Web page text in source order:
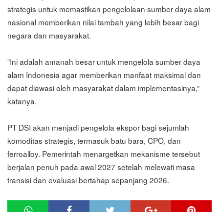
strategis untuk memastikan pengelolaan sumber daya alam
nasional memberikan nilai tambah yang lebih besar bagi
negara dan masyarakat.
“Ini adalah amanah besar untuk mengelola sumber daya
alam Indonesia agar memberikan manfaat maksimal dan
dapat diawasi oleh masyarakat dalam implementasinya,”
katanya.
PT DSI akan menjadi pengelola ekspor bagi sejumlah
komoditas strategis, termasuk batu bara, CPO, dan
ferroalloy. Pemerintah menargetkan mekanisme tersebut
berjalan penuh pada awal 2027 setelah melewati masa
transisi dan evaluasi bertahap sepanjang 2026.